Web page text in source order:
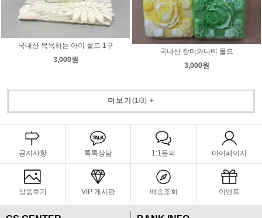
국내산 목욕하는 아이 몰드 1구
3,000원
국내산 장미와나비 몰드
3,000원
더보기 (1/3)+
공지사항 톡톡상담 1:1문의 마이페이지
상품후기 VIP 게시판 배송조회 이벤트